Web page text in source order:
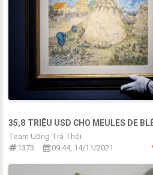
35,8 TRIỆU USD CHO MEULES DE
Team Uống Trà Thôi
1373
09:44, 14/11/2021